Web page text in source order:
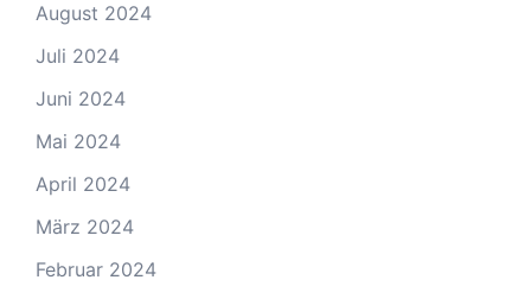
August 2024
Juli 2024
Juni 2024
Mai 2024
April 2024
März 2024
Februar 2024